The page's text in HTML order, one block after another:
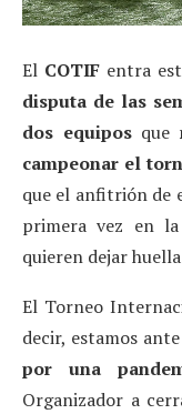
El COTIF entra
disputa de las
dos equiposque
campeonar el
que el anfitrión de
primera vez en
quieren dejar
El Torneo
decir, estamos
por una
Organizador a